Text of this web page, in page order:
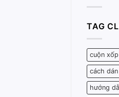
TAG
cuộn
cách
hướng